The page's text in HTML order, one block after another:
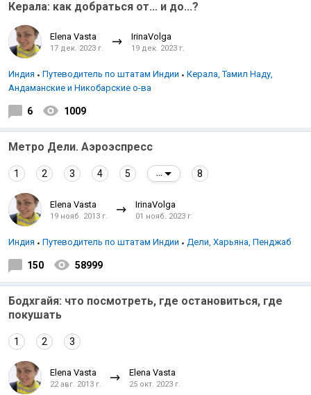
Керала: как добраться от... и до...?
Elena Vasta
17 дек. 2023 г.
IrinaVolga
19 дек. 2023 г.
Индия Путеводитель по штатам Индии
Керала, Тамил Наду,
Андаманские и Никобарские о-ва
6 1009
Метро Дели. Аэроэспресс
1 2 3 4 5 8
Elena Vasta
19 нояб. 2013 г.
IrinaVolga
01 нояб. 2023 г.
Индия Путеводитель по штатам Индии Дели, Харьяна, Пенджаб
150 58999
Бодхгайя: что посмотреть, где остановиться, где
покушать
1 2 3
Elena Vasta
22 авг. 2013 г.
Elena Vasta
25 окт. 2023 г.